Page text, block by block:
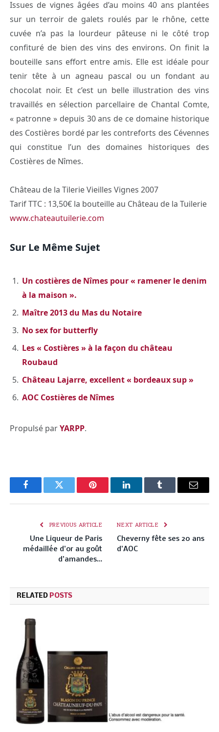
Issues de vignes âgées d’au moins 40 ans plantées
sur un terroir de galets roulés par le rhône, cette
cuvée n’a pas la lourdeur pâteuse ni le côté trop
confituré de bien des vins des environs. On finit la
bouteille sans effort entre amis. Elle est idéale pour
tenir tête à un agneau pascal ou un fondant au
chocolat noir. Et c’est un belle illustration des vins
travaillés en sélection parcellaire de Chantal Comte,
« patronne » depuis 30 ans de ce domaine historique
des Costières bordé par les contreforts des Cévennes
qui constitue l’un des domaines historiques des
Costières de Nîmes.
Château de la Tilerie Vieilles Vignes 2007
Tarif TTC : 13,50€ la bouteille au Château de la Tuilerie
www.chateautuilerie.com
Sur Le Même Sujet
Un costières de Nîmes pour « ramener le denim
à la maison ».
Maître 2013 du Mas du Notaire
No sex for butterfly
Les « Costières » à la façon du château
Roubaud
Château Lajarre, excellent « bordeaux sup »
AOC Costières de Nîmes
Propulsé parYARPP.
FacebookTwitter Pinterest LinkedInTumblr Email
PREVIOUS ARTICLE
Une Liqueur de Paris
médaillée d’or au goût
d’amandes…
NEXT ARTICLE
Cheverny fête ses 20 ans
d’AOC
RELATED POSTS